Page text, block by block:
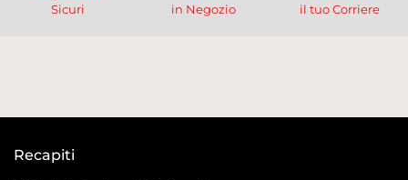
Sicuri
in Negozio
il tuo Corriere
Recapiti